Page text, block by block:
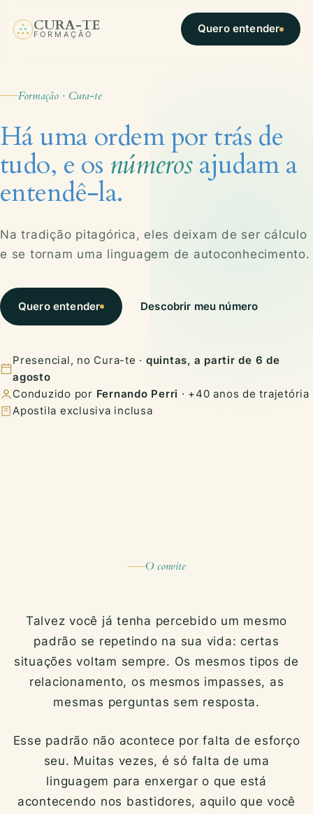
CURA-TE
FORMAÇÃO Quero entender
Formação · Cura-te
Há uma ordem por trás de
tudo, e os númerosajudam a
entendê-la.
Na tradição pitagórica, eles deixam de ser cálculo
e se tornam uma linguagem de autoconhecimento.
Quero entender Descobrir meu número
Presencial, no Cura-te · quintas, a partir de 6 de
agosto
Conduzido por Fernando Perri · +40 anos de trajetória
Apostila exclusiva inclusa
O convite
Talvez você já tenha percebido um mesmo
padrão se repetindo na sua vida: certas
situações voltam sempre. Os mesmos tipos de
relacionamento, os mesmos impasses, as
mesmas perguntas sem resposta.
Esse padrão não acontece por falta de esforço
seu. Muitas vezes, é só falta de uma
linguagem para enxergar o que está
acontecendo nos bastidores, aquilo que você